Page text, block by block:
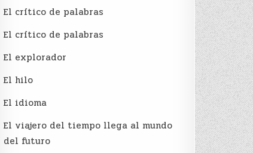
El crí­tico de palabras
El crí­tico de palabras
El explorador
El hilo
El idioma
El viajero del tiempo llega al mundo
del futuro